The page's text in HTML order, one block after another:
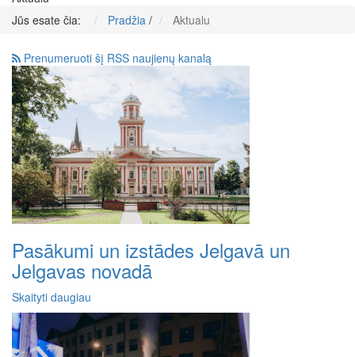
Jūs esate čia:
Pradžia / Aktualu
Prenumeruoti šį RSS naujienų kanalą
Pasākumi un izstādes Jelgavā un
Jelgavas novadā
Skaityti daugiau